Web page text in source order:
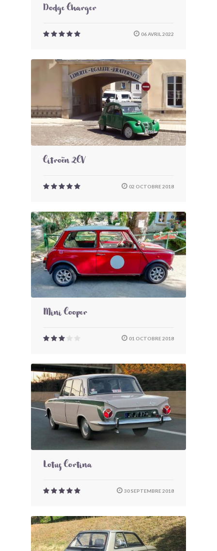
Dodge Charger
06 AVRIL 2022
Citroën 2CV
02 OCTOBRE 2018
Mini Cooper
01 OCTOBRE 2018
Lotus Cortina
30 SEPTEMBRE 2018